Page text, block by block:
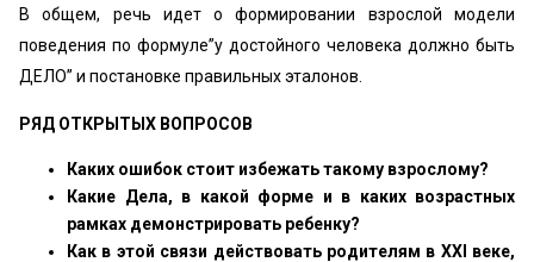
В общем, речь идет о формировании взрослой модели
поведения по формуле”у достойного человека должно быть
ДЕЛО” и постановке правильных эталонов.
РЯД ОТКРЫТЫХ ВОПРОСОВ
Каких ошибок стоит избежать такому взрослому?
Какие Дела, в какой форме и в каких возрастных
рамках демонстрировать ребенку?
Как в этой связи действовать родителям в XXI веке,